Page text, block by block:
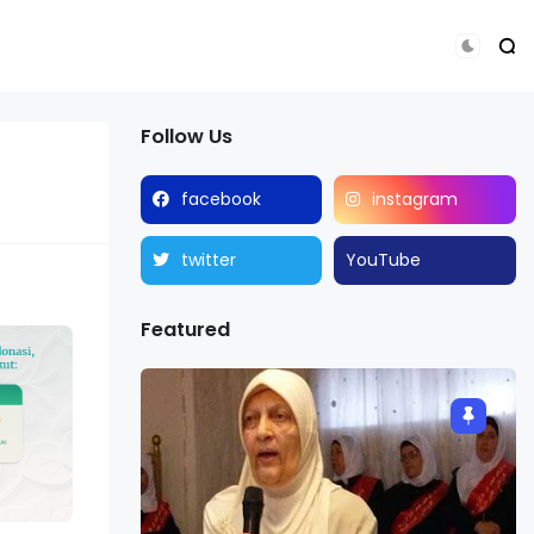
Follow Us
facebook instagram
twitter YouTube
Featured